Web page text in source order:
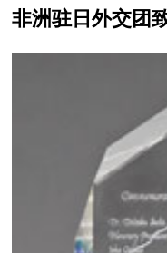
非洲驻日外交团